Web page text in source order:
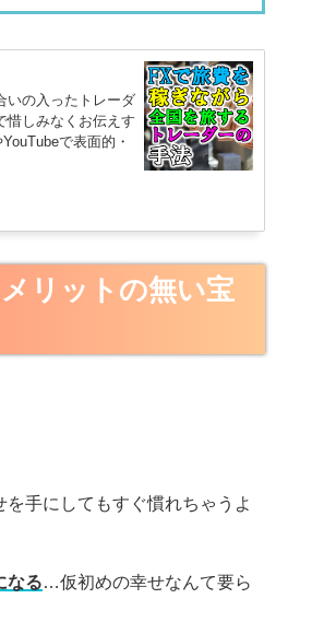
いの入ったトレーダ
惜しみなくお伝えす
で表面的・
リットの無い宝
手にしてもすぐ慣れちゃうよ
なる…仮初めの幸せなんて要ら